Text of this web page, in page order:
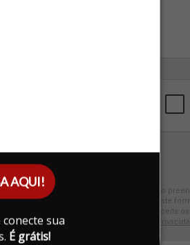
AQUI!
sua
É grátis!
Ao
este
aceita